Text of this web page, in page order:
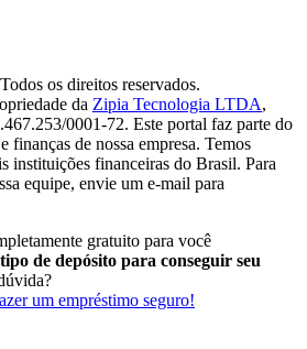
os direitos reservados.
da Zipia Tecnologia LTDA,
0001-72. Este portal faz parte do
finanças de nossa empresa. Temos
instituições financeiras do Brasil. Para
equipe, envie um e-mail para
gratuito para você
de depósito para conseguir seu
um empréstimo seguro!